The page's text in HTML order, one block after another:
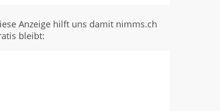
Anzeige hilft uns damit nimms.ch
bleibt: